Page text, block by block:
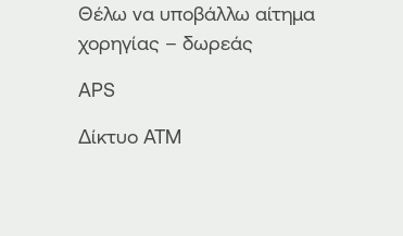
Θέλω να υποβάλλω αίτημα
χορηγίας – δωρεάς
APS
Δίκτυο ΑΤΜ